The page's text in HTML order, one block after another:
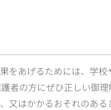
をあげるためには、学
の方にぜひ正しい御理
又はかかるおそれのあ